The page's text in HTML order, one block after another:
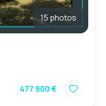
15 photos
477 900 €